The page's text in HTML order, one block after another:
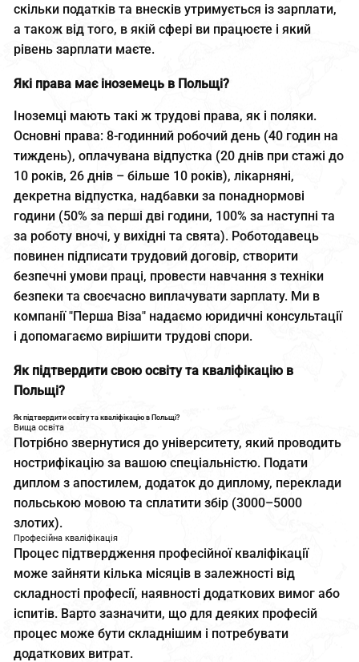
скільки податків та внесків утримується із зарплати,
а також від того, в якій сфері ви працюєте і який
рівень зарплати маєте.
Які права має іноземець в Польщі?
Іноземці мають такі ж трудові права, як і поляки.
Основні права: 8-годинний робочий день (40 годин на
тиждень), оплачувана відпустка (20 днів при стажі до
10 років, 26 днів – більше 10 років), лікарняні,
декретна відпустка, надбавки за понаднормові
години (50% за перші дві години, 100% за наступні та
за роботу вночі, у вихідні та свята). Роботодавець
повинен підписати трудовий договір, створити
безпечні умови праці, провести навчання з техніки
безпеки та своєчасно виплачувати зарплату. Ми в
компанії "Перша Віза" надаємо юридичні консультації
і допомагаємо вирішити трудові спори.
Як підтвердити свою освіту та кваліфікацію в
Польщі?
Як підтвердити освіту та кваліфікацію в Польщі?
Вища освіта
Потрібно звернутися до університету, який проводить
нострифікацію за вашою спеціальністю. Подати
диплом з апостилем, додаток до диплому, переклади
польською мовою та сплатити збір (3000–5000
злотих).
Професійна кваліфікація
Процес підтвердження професійної кваліфікації
може зайняти кілька місяців в залежності від
складності професії, наявності додаткових вимог або
іспитів. Варто зазначити, що для деяких професій
процес може бути складнішим і потребувати
додаткових витрат.